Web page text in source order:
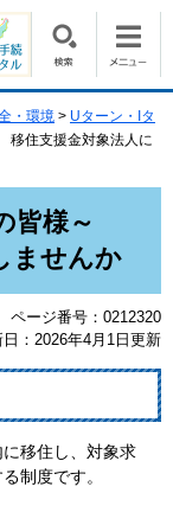
・環境 > Uターン・Iタ
移住支援金対象法人に
皆様～
ませんか
ページ番号：0212320
日：2026年4月1日更新
移住し、対象求
制度です。